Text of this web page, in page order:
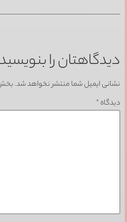
دیدگاهتان را بنویسید
نشانی ایمیل شما منتشر نخواهد شد.
دیدگاه *